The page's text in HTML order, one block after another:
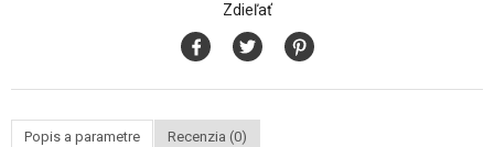
Zdieľať
Popis a parametre Recenzia (0)